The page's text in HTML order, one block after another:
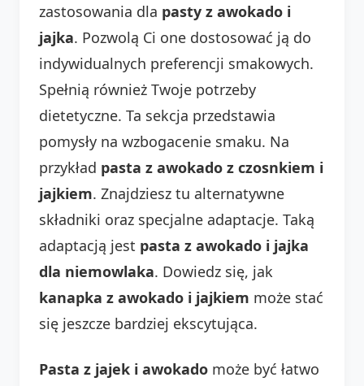
zastosowania dla pasty z awokado i
jajka. Pozwolą Ci one dostosować ją do
indywidualnych preferencji smakowych.
Spełnią również Twoje potrzeby
dietetyczne. Ta sekcja przedstawia
pomysły na wzbogacenie smaku. Na
przykład pasta z awokado z czosnkiem i
jajkiem. Znajdziesz tu alternatywne
składniki oraz specjalne adaptacje. Taką
adaptacją jest pasta z awokado i jajka
dla niemowlaka. Dowiedz się, jak
kanapka z awokado i jajkiem może stać
się jeszcze bardziej ekscytująca.
Pasta z jajek i awokado może być łatwo